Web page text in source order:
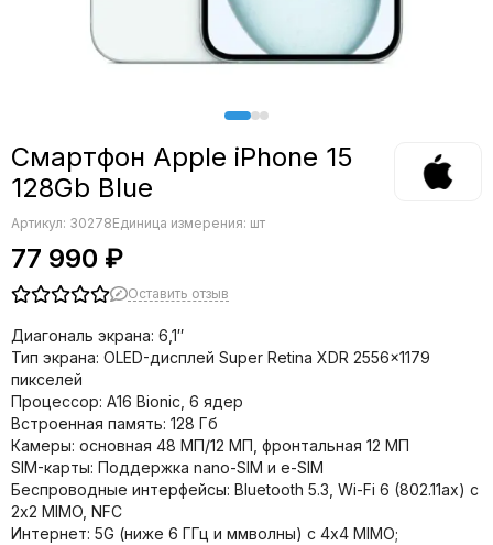
Смартфон Apple iPhone 15
128Gb Blue
Артикул: 30278Единица измерения: шт
77 990 ₽
Оставить отзыв
Диагональ экрана: 6,1″
Тип экрана: OLED-дисплей Super Retina XDR 2556×1179
пикселей
Процессор: A16 Bionic, 6 ядер
Встроенная память: 128 Гб
Камеры: основная 48 МП/12 МП, фронтальная 12 МП
SIM-карты: Поддержка nano-SIM и e-SIM
Беспроводные интерфейсы: Bluetooth 5.3, Wi-Fi 6 (802.11ax) с
2x2 MIMO, NFC
Интернет: 5G (ниже 6 ГГц и ммволны) с 4x4 MIMO;